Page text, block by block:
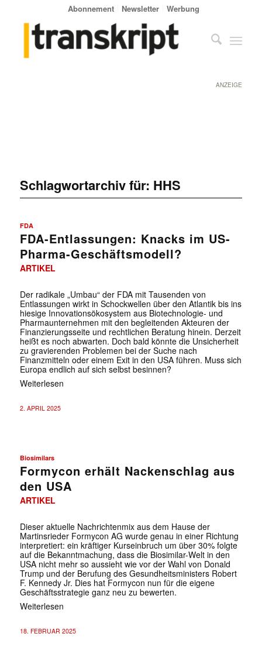
Abonnement Newsletter Werbung
ANZEIGE
Schlagwortarchiv für: HHS
FDA
FDA-Entlassungen: Knacks im US-
Pharma-Geschäftsmodell?
ARTIKEL
Der radikale „Umbau“ der FDA mit Tausenden von
Entlassungen wirkt in Schockwellen über den Atlantik bis ins
hiesige Innovationsökosystem aus Biotechnologie- und
Pharmaunternehmen mit den begleitenden Akteuren der
Finanzierungsseite und rechtlichen Beratung hinein. Derzeit
heißt es noch abwarten. Doch bald könnte die Unsicherheit
zu gravierenden Problemen bei der Suche nach
Finanzmitteln oder einem Exit in den USA führen. Muss sich
Europa endlich auf sich selbst besinnen?
Weiterlesen
2. APRIL 2025
Biosimilars
Formycon erhält Nackenschlag aus
den USA
ARTIKEL
Dieser aktuelle Nachrichtenmix aus dem Hause der
Martinsrieder Formycon AG wurde genau in einer Richtung
interpretiert: ein kräftiger Kurseinbruch um über 30% folgte
auf die Bekanntmachung, dass die Biosimilar-Welt in den
USA nicht mehr so aussieht wie vor der Wahl von Donald
Trump und der Berufung des Gesundheitsministers Robert
F. Kennedy Jr. Dies hat Formycon nun für die eigene
Geschäftsstrategie ganz neu zu bewerten.
Weiterlesen
18. FEBRUAR 2025